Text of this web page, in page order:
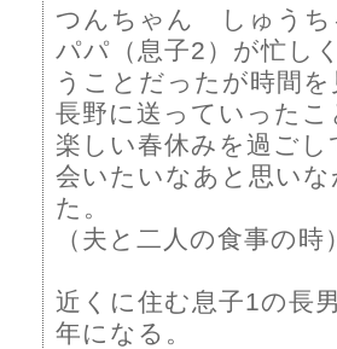
つんちゃん しゅうち
パパ（息子2）が忙し
うことだったが時間
長野に送っていったこ
楽しい春休みを過ご
会いたいなあと思い
た。
（夫と二人の食事の時）
近くに住む息子1の長
年になる。